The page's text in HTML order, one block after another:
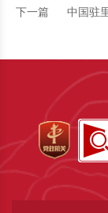
下一篇 中国驻